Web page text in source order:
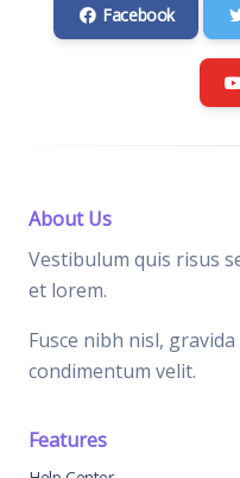
Facebook
About Us
Vestibulum quis risus
et lorem.
Fusce nibh nisl,
condimentum velit.
Features